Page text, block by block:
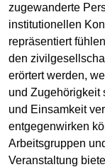
zugewanderte
institutionellen
repräsentiert
den
erörtert werden,
und Zugehörigkeit
und Einsamkeit
entgegenwirken
Arbeitsgruppen
Veranstaltung